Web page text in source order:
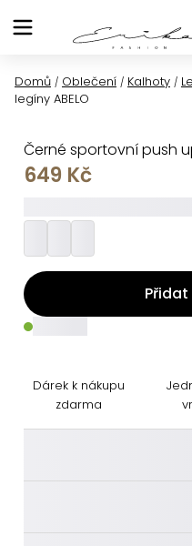
na
Domů / Oblečení / Kalhoty /
legíny ABELO
Černé sportovní push
649 Kč
Dárek k nákupu
zdarma